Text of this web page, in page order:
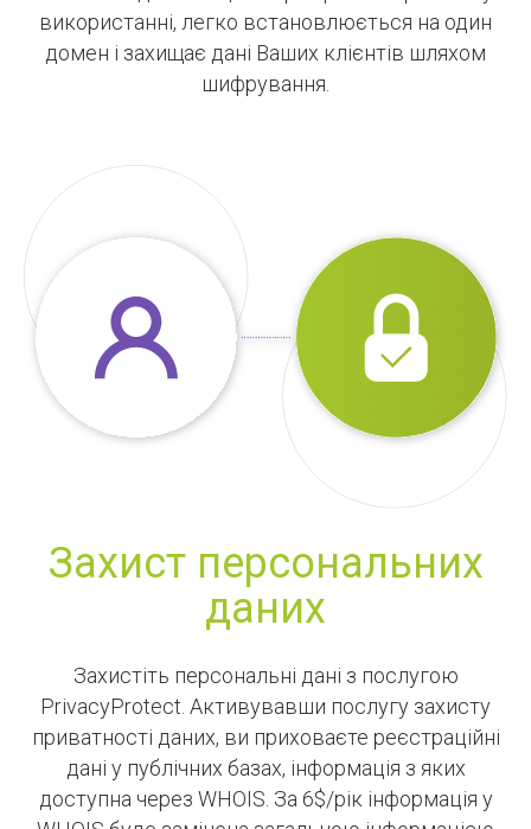
використанні, легко встановлюється на один
домен і захищає дані Ваших клієнтів шляхом
шифрування.
Захист персональних
даних
Захистіть персональні дані з послугою
PrivacyProtect. Активувавши послугу захисту
приватності даних, ви приховаєте реєстраційні
дані у публічних базах, інформація з яких
доступна через WHOIS. За 6$/рік інформація у